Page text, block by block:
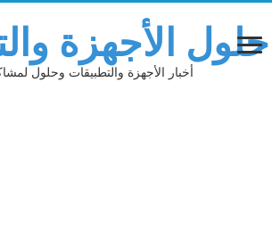
حلول الأجهزة
أخبار الأجهزة والتطبيقات وحلول